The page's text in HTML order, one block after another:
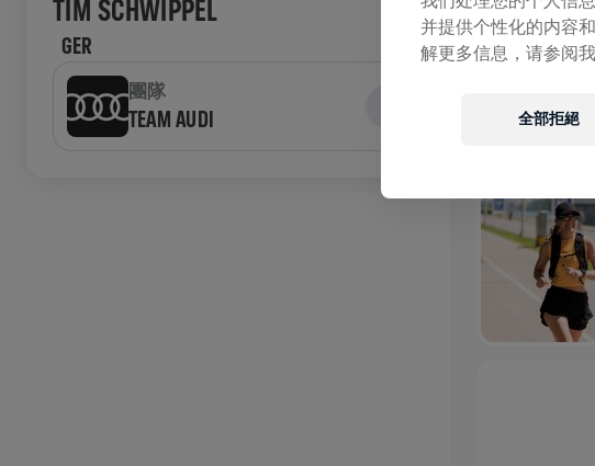
TIM SCHWIPPEL
GER
團隊
TEAM AUDI
歷史
并提供个性化的内容
解更多信息，请参阅
全部拒絕